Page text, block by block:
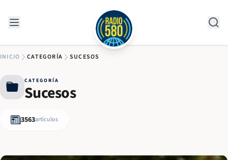
INICIO CATEGORÍA SUCESOS
CATEGORÍA
Sucesos
3563artículos